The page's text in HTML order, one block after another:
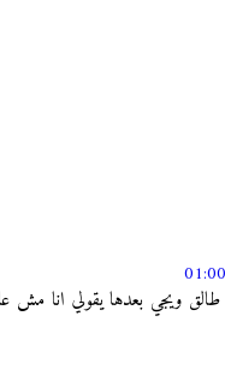
طالق ويجي بعدها يقولي